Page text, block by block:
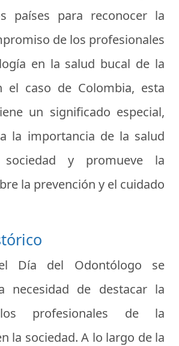
países para reconocer la
de los profesionales
en la salud bucal de la
el caso de Colombia, esta
un significado especial,
la importancia de la salud
y promueve la
la prevención y el cuidado
Día del Odontólogo se
necesidad de destacar la
profesionales de la
la sociedad. A lo largo de la